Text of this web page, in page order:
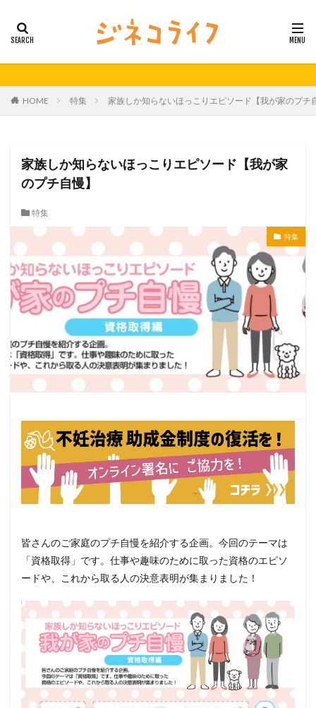
HOME 特集 家族しか知らないほっこりエピソード【我が家のプチ
家族しか知らないほっこりエピソード【我が家
のプチ自慢】
特集
特集
皆さんのご家庭のプチ自慢を紹介する企画。今回のテーマは
「資格取得」です。仕事や趣味のために取った資格のエピソ
ードや、これから取る人の決意表明が集まりました！
男性不妊